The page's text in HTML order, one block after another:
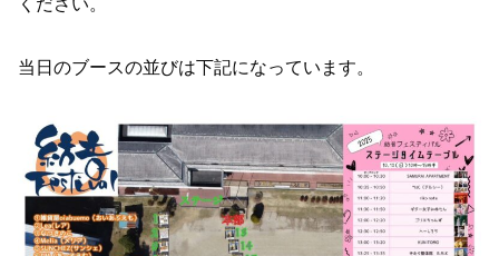
ください。
当日のブースの並びは下記になっています。